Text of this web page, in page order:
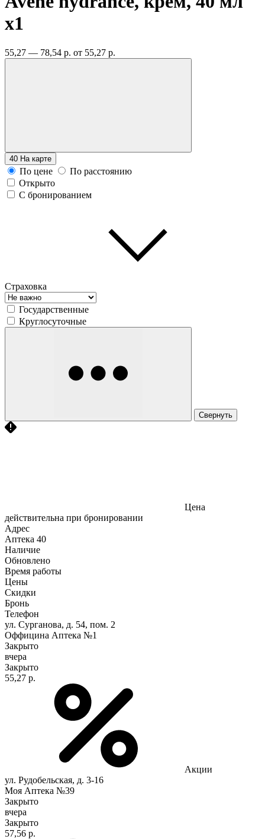
x1
55,27 — 78,54 р. от 55,27 р.
40 На карте
По цене
По расстоянию
Открыто
С бронированием
Страховка
Государственные
Круглосуточные
Свернуть
Цена
действительна при бронировании
Адрес
Аптека 40
Наличие
Обновлено
Время работы
Цены
Скидки
Бронь
Телефон
ул. Сурганова, д. 54, пом. 2
Оффицина Аптека №1
Закрыто
вчера
Закрыто
55,27 р.
Акции
ул. Рудобельская, д. 3-16
Моя Аптека №39
Закрыто
вчера
Закрыто
57,56 р.